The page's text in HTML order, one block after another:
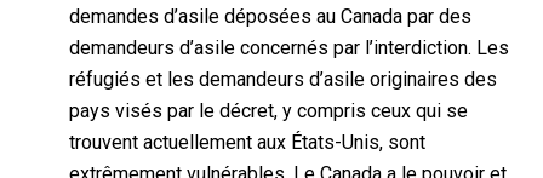
demandes d’asile déposées au Canada par des
demandeurs d’asile concernés par l’interdiction. Les
réfugiés et les demandeurs d’asile originaires des
pays visés par le décret, y compris ceux qui se
trouvent actuellement aux États-Unis, sont